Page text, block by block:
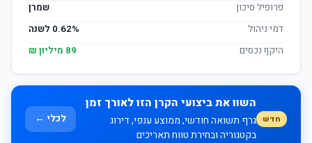
פרופיל סיכון
שמרן
דמי ניהול
0.62% לשנה
היקף נכסים
89 מיליון ₪
חדש
השוו את ביצועי הקרן הזו לאורך זמן
גרף תשואה חודשי, ממוצע ענפי, דירוג
בקטגוריה ובחירת טווח תאריכים
לכלי ←